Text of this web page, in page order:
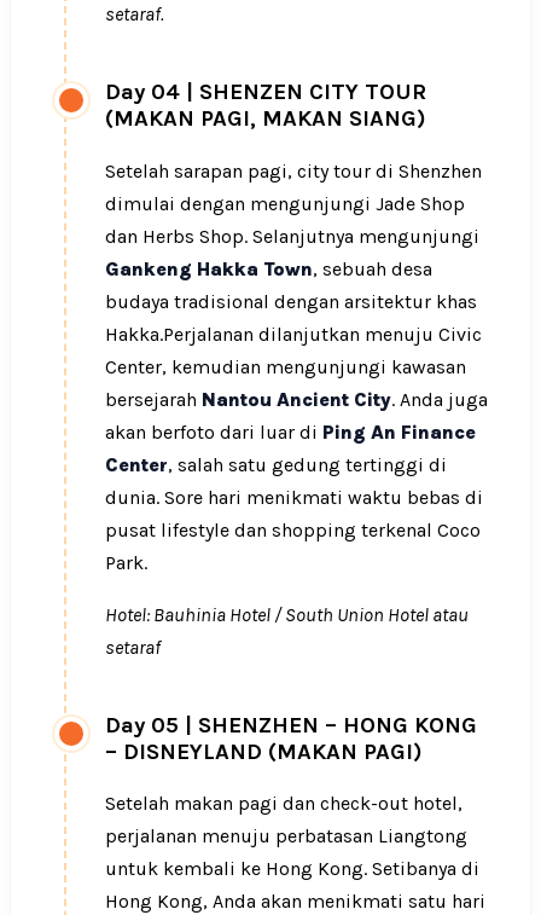
setaraf.
Day 04
SHENZEN CITY TOUR
(MAKAN PAGI, MAKAN SIANG)
Setelah sarapan pagi, city tour di Shenzhen
dimulai dengan mengunjungi Jade Shop
dan Herbs Shop. Selanjutnya mengunjungi
Gankeng Hakka Town, sebuah desa
budaya tradisional dengan arsitektur khas
Hakka.Perjalanan dilanjutkan menuju Civic
Center, kemudian mengunjungi kawasan
bersejarah Nantou Ancient City. Anda juga
akan berfoto dari luar di Ping An Finance
Center, salah satu gedung tertinggi di
dunia. Sore hari menikmati waktu bebas di
pusat lifestyle dan shopping terkenal Coco
Park.
Hotel: Bauhinia Hotel / South Union Hotel atau
setaraf
Day 05 | SHENZHEN – HONG KONG
– DISNEYLAND (MAKAN PAGI)
Setelah makan pagi dan check-out hotel,
perjalanan menuju perbatasan Liangtong
untuk kembali ke Hong Kong. Setibanya di
Hong Kong, Anda akan menikmati satu hari